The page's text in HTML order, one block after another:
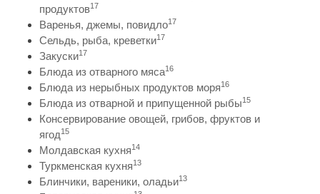
продуктов17
Варенья, джемы, повидло17
Сельдь, рыба, креветки17
Закуски17
Блюда из отварного мяса16
Блюда из нерыбных продуктов моря16
Блюда из отварной и припущенной рыбы15
Консервирование овощей, грибов, фруктов и
ягод15
Молдавская кухня14
Туркменская кухня13
Блинчики, вареники, оладьи13